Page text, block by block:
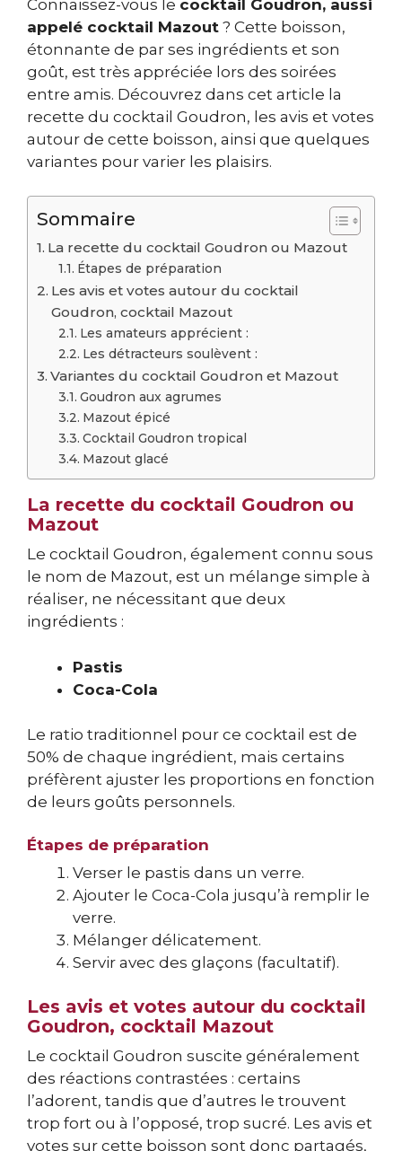
Connaissez-vous le cocktail Goudron, aussi
appelé cocktail Mazout ? Cette boisson,
étonnante de par ses ingrédients et son
goût, est très appréciée lors des soirées
entre amis. Découvrez dans cet article la
recette du cocktail Goudron, les avis et votes
autour de cette boisson, ainsi que quelques
variantes pour varier les plaisirs.
Sommaire
La recette du cocktail Goudron ou Mazout
Étapes de préparation
Les avis et votes autour du cocktail
Goudron, cocktail Mazout
Les amateurs apprécient :
Les détracteurs soulèvent :
Variantes du cocktail Goudron et Mazout
Goudron aux agrumes
Mazout épicé
Cocktail Goudron tropical
Mazout glacé
La recette du cocktail Goudron ou
Mazout
Le cocktail Goudron, également connu sous
le nom de Mazout, est un mélange simple à
réaliser, ne nécessitant que deux
ingrédients :
Pastis
Coca-Cola
Le ratio traditionnel pour ce cocktail est de
50% de chaque ingrédient, mais certains
préfèrent ajuster les proportions en fonction
de leurs goûts personnels.
Étapes de préparation
Verser le pastis dans un verre.
Ajouter le Coca-Cola jusqu’à remplir le
verre.
Mélanger délicatement.
Servir avec des glaçons (facultatif).
Les avis et votes autour du cocktail
Goudron, cocktail Mazout
Le cocktail Goudron suscite généralement
des réactions contrastées : certains
l’adorent, tandis que d’autres le trouvent
trop fort ou à l’opposé, trop sucré. Les avis et
votes sur cette boisson sont donc partagés,